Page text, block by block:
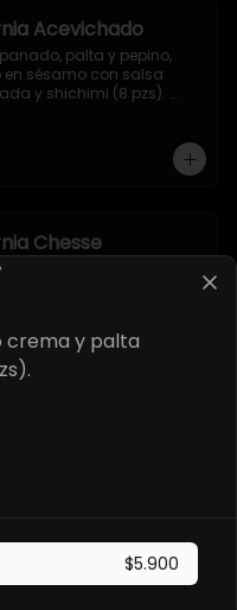
Acevichado
palta y pepino,
en sésamo con salsa
y shichimi (8 pzs).
Chesse
queso crema y cebollin
crema y palta
$5.900